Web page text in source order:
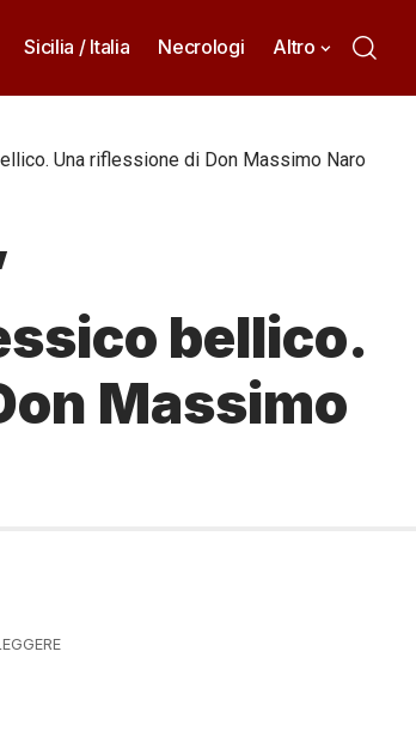
Sicilia / Italia Necrologi Altro
Una riflessione di Don Massimo Naro
bellico.
Massimo